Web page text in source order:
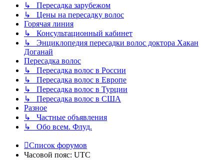
↳ Пересадка зарубежом
↳ Цены на пересадку волос
Горячая линия
↳ Консультационный кабинет
↳ Энциклопедия пересадки волос доктора Хакан
Доганай
Пересадка волос
↳ Пересадка волос в России
↳ Пересадка волос в Европе
↳ Пересадка волос в Турции
↳ Пересадка волос в США
Разное
↳ Частные объявления
↳ Обо всем. Флуд.
Список форумов
Часовой пояс: UTC